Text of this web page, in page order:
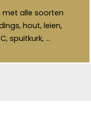
met alle soorten
hout, leien,
spuitkurk, …